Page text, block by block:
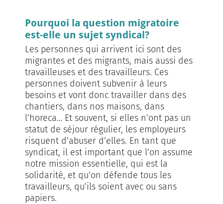
Pourquoi la question migratoire
est-elle un sujet syndical?
Les personnes qui arrivent ici sont des
migrantes et des migrants, mais aussi des
travailleuses et des travailleurs. Ces
personnes doivent subvenir à leurs
besoins et vont donc travailler dans des
chantiers, dans nos maisons, dans
l’horeca… Et souvent, si elles n’ont pas un
statut de séjour régulier, les employeurs
risquent d’abuser d’elles. En tant que
syndicat, il est important que l’on assume
notre mission essentielle, qui est la
solidarité, et qu’on défende tous les
travailleurs, qu’ils soient avec ou sans
papiers.